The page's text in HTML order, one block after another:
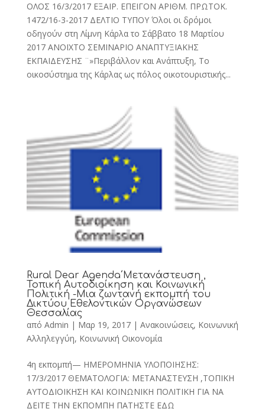
ΟΛΟΣ 16/3/2017 ΕΞΑΙΡ. ΕΠΕΙΓΟΝ ΑΡΙΘΜ. ΠΡΩΤΟΚ.
1472/16-3-2017 ΔΕΛΤΙΟ ΤΥΠΟΥ Όλοι οι δρόμοι
οδηγούν στη Λίμνη Κάρλα το Σάββατο 18 Μαρτίου
2017 ΑΝΟΙΧΤΟ ΣΕΜΙΝΑΡΙΟ ΑΝΑΠΤΥΞΙΑΚΗΣ
ΕΚΠΑΙΔΕΥΣΗΣ ¨»Περιβάλλον και Ανάπτυξη, Το
οικοσύστημα της Κάρλας ως πόλος οικοτουριστικής...
Rural Dear Agenda΄Μετανάστευση ,
Τοπική Αυτοδιοίκηση και Κοινωνική
Πολιτική -Μια ζωντανή εκπομπή του
Δικτύου Εθελοντικών Οργανώσεων
Θεσσαλίας
από Admin | Μαρ 19, 2017| Ανακοινώσεις, Κοινωνική
Αλληλεγγύη, Κοινωνική Οικονομία
4η εκπομπή— ΗΜΕΡΟΜΗΝΙΑ ΥΛΟΠΟΙΗΣΗΣ:
17/3/2017 ΘΕΜΑΤΟΛΟΓΙΑ: ΜΕΤΑΝΑΣΤΕΥΣΗ ,ΤΟΠΙΚΗ
ΑΥΤΟΔΙΟΙΚΗΣΗ ΚΑΙ ΚΟΙΝΩΝΙΚΗ ΠΟΛΙΤΙΚΗ ΓΙΑ ΝΑ
ΔΕΙΤΕ ΤΗΝ ΕΚΠΟΜΠΗ ΠΑΤΗΣΤΕ ΕΔΩ